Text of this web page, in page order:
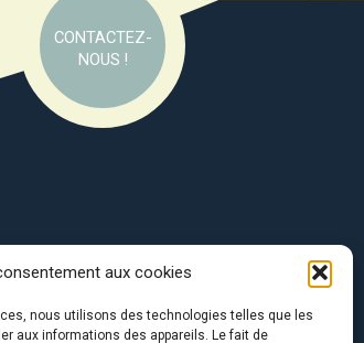
aux cookies
nous utilisons des technologies telles que les
aux informations des appareils. Le fait de
CONTACTEZ-
NOUS !